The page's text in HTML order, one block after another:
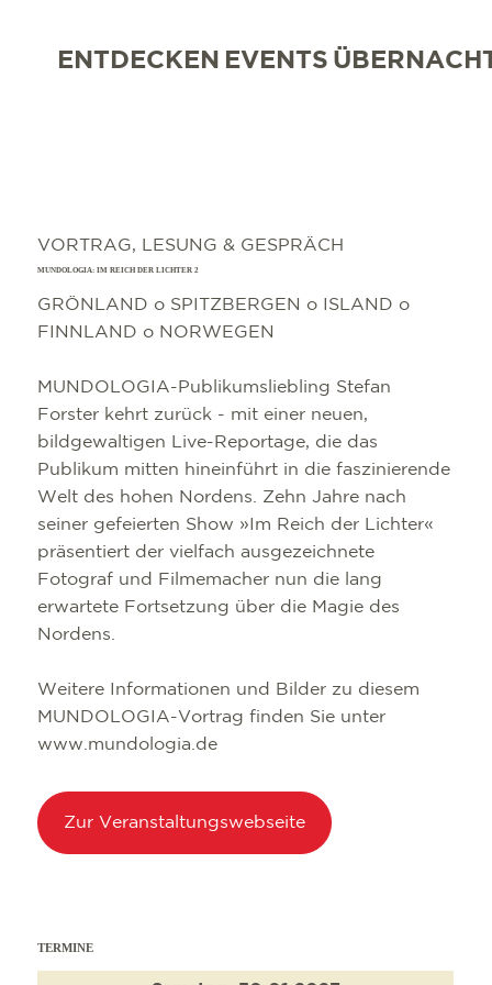
ENTDECKEN EVENTS
VORTRAG, LESUNG & GESPRÄCH
MUNDOLOGIA: IM REICH DER LICHTER 2
GRÖNLAND o SPITZBERGEN o ISLAND o
FINNLAND o NORWEGEN
MUNDOLOGIA-Publikumsliebling Stefan
Forster kehrt zurück - mit einer neuen,
bildgewaltigen Live-Reportage, die das
Publikum mitten hineinführt in die faszinierende
Welt des hohen Nordens. Zehn Jahre nach
seiner gefeierten Show »Im Reich der Lichter«
präsentiert der vielfach ausgezeichnete
Fotograf und Filmemacher nun die lang
erwartete Fortsetzung über die Magie des
Nordens.
Weitere Informationen und Bilder zu diesem
MUNDOLOGIA-Vortrag finden Sie unter
www.mundologia.de
Zur Veranstaltungswebseite
TERMINE